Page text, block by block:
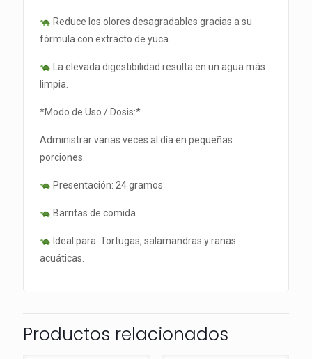
Reduce los olores desagradables gracias a su
fórmula con extracto de yuca.
La elevada digestibilidad resulta en un agua más
limpia.
*Modo de Uso / Dosis:*
Administrar varias veces al día en pequeñas
porciones.
Presentación: 24 gramos
Barritas de comida
Ideal para: Tortugas, salamandras y ranas
acuáticas.
Productos relacionados